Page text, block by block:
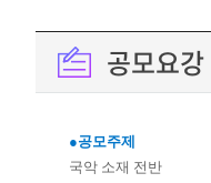
공모요강
●공모주제
국악 소재 전반